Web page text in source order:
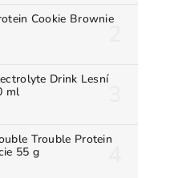
Cookie Brownie
Drink Lesní
ml
Trouble Protein
55 g